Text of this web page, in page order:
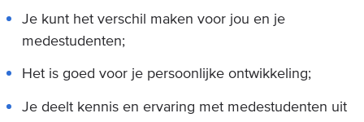
Je kunt het verschil maken voor jou en je
medestudenten;
Het is goed voor je persoonlijke ontwikkeling;
Je deelt kennis en ervaring met medestudenten uit